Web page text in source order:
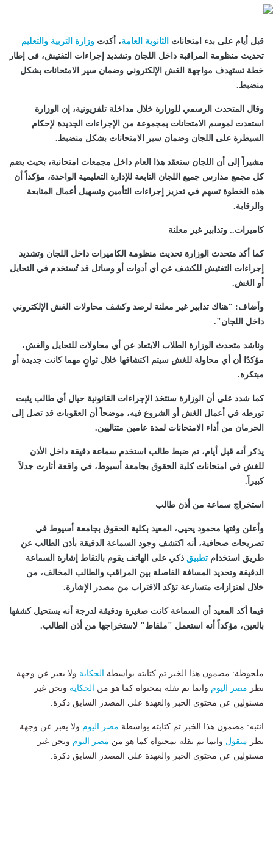
قبل أيام على بدء امتحانات الثانوية العامة، أكدت وزارة التربية والتعليم
تحديث منظومة المراقبة داخل اللجان وتشديد إجراءات التفتيش، في إطار
خطة تستهدف مواجهة الغش الإلكتروني وضمان سير الامتحانات بشكل
منضبط.
وقال المتحدث الرسمي للوزارة خلال مداخلة تلفزيونية، إن الوزارة
استعدت لموسم الامتحانات بمجموعة من الإجراءات الجديدة لإحكام
السيطرة على اللجان وضمان سير الامتحانات بشكل منضبط.
مشيراً إلى أن اللجان ستعقد هذا العام داخل مجمعات امتحانية، بحيث يضم
كل مجمع مدارس جميع اللجان التابعة للإدارة التعليمية الواحدة، مؤكداً أن
هذه الخطوة تسهم في تعزيز إجراءات التأمين وتسهيل أعمال المتابعة
والرقابة.
كاميرات.. وتدابير غير معلنة
كما أكد متحدث الوزارة تحديث منظومة الكاميرات داخل اللجان وتشديد
إجراءات التفتيش للكشف عن أي أدوات أو وسائل قد تُستخدم في التحايل
أو الغش.
وأضاف: "هناك تدابير غير معلنة لرصد وكشف محاولات الغش الإلكتروني
داخل اللجان".
وناشد متحدث الوزارة الطلاب الابتعاد عن أي محاولات للتحايل والغش،
مؤكدًا أن أي محاولة للغش سيتم اكتشافها خلال ثوانٍ مهما كانت جديدة أو
مبتكرة.
كما شدد على أن الوزارة ستتخذ الإجراءات القانونية حيال أي طالب يثبت
تورطه في أعمال الغش أو الشروع فيه، موضحاً أن العقوبات قد تصل إلى
الحرمان من أداء الامتحانات لمدة عامين متتاليين.
يذكر أنه قبل أيام، تم ضبط طالب استخدم سماعة دقيقة داخل الأذن
للغش في امتحانات كلية الحقوق بجامعة أسيوط، في واقعة أثارت جدلاً
كبيراً.
استخراج سماعة من أذن طالب
وأعلن وقتها محمود يحيى، المعيد بكلية الحقوق بجامعة أسيوط في
تصريحات صحافية، أنه اكتشف وجود السماعة الدقيقة بأذن الطالب عن
طريق استخدام تطبيق ذكي على الهاتف يقوم بالتقاط إشارة السماعة
الدقيقة وتحديد المسافة الفاصلة بين المراقب والطالب المخالف، من
خلال اهتزازات متسارعة تؤكد الاقتراب من مصدر الإشارة.
فيما أكد المعيد أن السماعة كانت صغيرة ودقيقة لدرجة أنه يستحيل كشفها
بالعين، مؤكداً أنه استعمل "ملقاط" لاستخراجها من أذن الطالب.
ملحوظة: مضمون هذا الخبر تم كتابته بواسطة الحكاية ولا يعبر عن وجهة
نظر مصر اليوم وانما تم نقله بمحتواه كما هو من الحكاية ونحن غير
مسئولين عن محتوى الخبر والعهدة علي المصدر السابق ذكرة.
انتبه: مضمون هذا الخبر تم كتابته بواسطة مصر اليوم ولا يعبر عن وجهة
نظر منقول وانما تم نقله بمحتواه كما هو من مصر اليوم ونحن غير
مسئولين عن محتوى الخبر والعهدة علي المصدر السابق ذكرة.